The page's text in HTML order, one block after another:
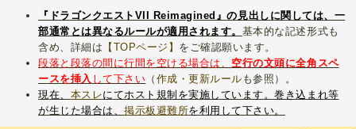
『ドラゴンクエストVII Reimagined』の見出しに関しては、一
部通常とは異なるルールが適用されます。 基本的な記述形式も
含め、詳細は 【TOPページ】 をご確認願います。
段落と段落の間に行間を空ける場合は、 空行の文頭に全角スペ
ースを挿入 して下さい （ 作成・更新ルール も参照）。
現在、 本スレにてホスト規制を実施しています。巻き込まれ等
が生じた場合は、掲示板避難所を利用して下さい。